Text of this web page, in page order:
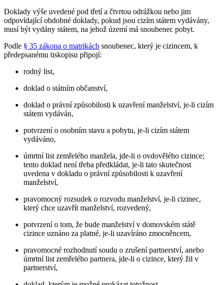
Doklady výše uvedené pod třetí a čtvrtou odrážkou nebo jim
odpovídající obdobné doklady, pokud jsou cizím státem vydávány,
musí být vydány státem, na jehož území má snoubenec pobyt.
Podle § 35 zákona o matrikách snoubenec, který je cizincem, k
předepsanému tiskopisu připojí:
rodný list,
doklad o státním občanství,
doklad o právní způsobilosti k uzavření manželství, je-li cizím
státem vydáván,
potvrzení o osobním stavu a pobytu, je-li cizím státem
vydáváno,
úmrtní list zemřelého manžela, jde-li o ovdovělého cizince;
tento doklad není třeba předkládat, je-li tato skutečnost
uvedena v dokladu o právní způsobilosti k uzavření
manželství,
pravomocný rozsudek o rozvodu manželství, je-li cizinec,
který chce uzavřít manželství, rozvedený,
potvrzení o tom, že bude manželství v domovském státě
cizince uznáno za platné, je-li uzavíráno zmocněncem,
pravomocné rozhodnutí soudu o zrušení partnerství, anebo
úmrtní list zemřelého partnera, jde-li o cizince, který žil v
partnerství,